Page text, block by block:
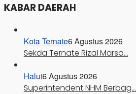
KABAR DAERAH
Kota Ternate6 Agustus 2026
Sekda Ternate Rizal Marsa…
Halut6 Agustus 2026
Superintendent NHM Berbag…